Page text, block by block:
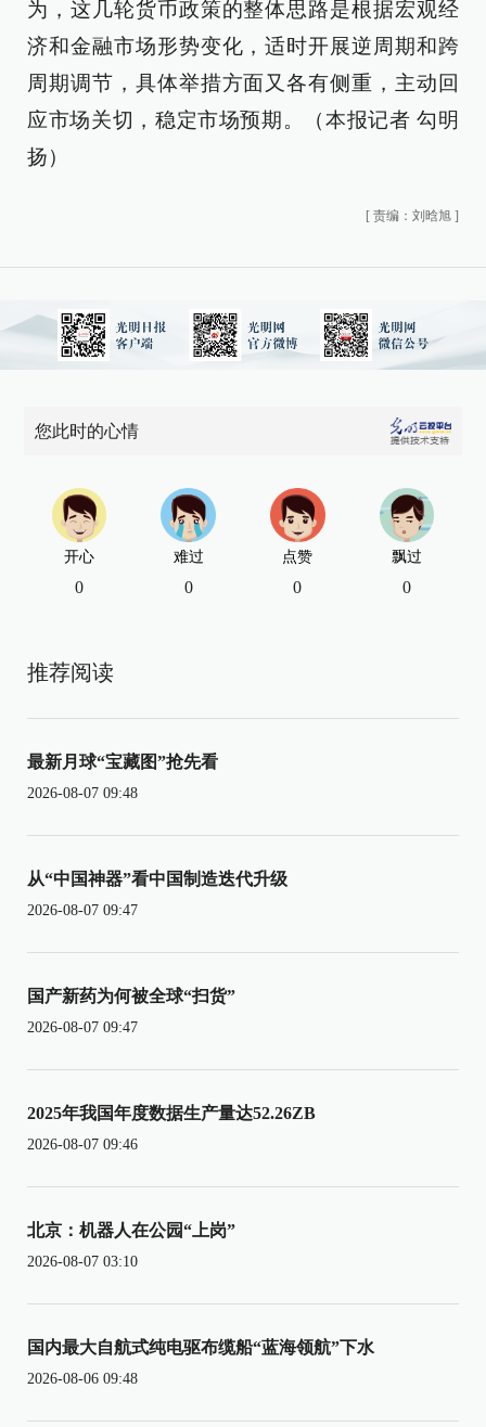
为，这几轮货币政策的整体思路是根据宏观经
济和金融市场形势变化，适时开展逆周期和跨
周期调节，具体举措方面又各有侧重，主动回
应市场关切，稳定市场预期。（本报记者 勾明
扬）
[ 责编：刘晗旭 ]
您此时的心情
开心
0
难过
0
点赞
0
飘过
0
推荐阅读
最新月球“宝藏图”抢先看
2026-08-07 09:48
从“中国神器”看中国制造迭代升级
2026-08-07 09:47
国产新药为何被全球“扫货”
2026-08-07 09:47
2025年我国年度数据生产量达52.26ZB
2026-08-07 09:46
北京：机器人在公园“上岗”
2026-08-07 03:10
国内最大自航式纯电驱布缆船“蓝海领航”下水
2026-08-06 09:48